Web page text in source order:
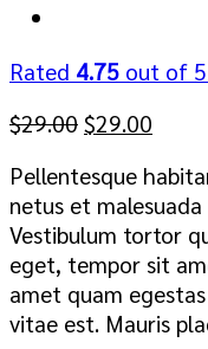
Rated 4.75 out of
$29.00 Original
was:
$29.00.
$29.00
is:
Pellentesque
netus et
Vestibulum tortor
eget, tempor sit
amet quam
vitae est. Mauris